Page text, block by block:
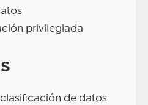
privilegiada
de datos